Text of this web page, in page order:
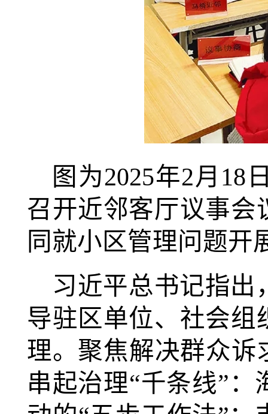
图为2025年2月18
召开近邻客厅议事会
同就小区管理问题开
习近平总书记指出
导驻区单位、社会组
理。聚焦解决群众诉
串起治理“千条线”